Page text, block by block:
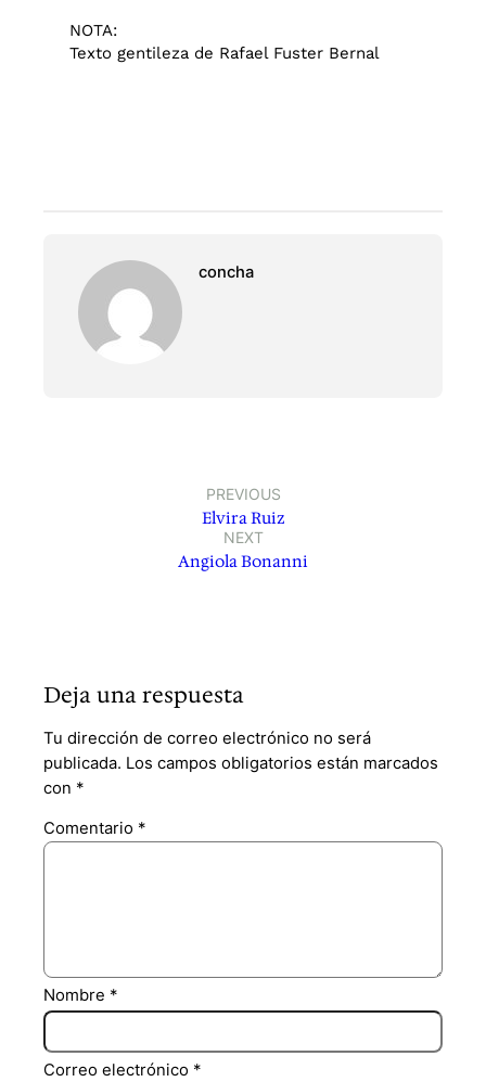
NOTA:
Texto gentileza de Rafael Fuster Bernal
concha
PREVIOUS
Elvira Ruiz
NEXT
Angiola Bonanni
Deja una respuesta
Tu dirección de correo electrónico no será
publicada. Los campos obligatorios están marcados
con *
Comentario *
Nombre *
Correo electrónico *